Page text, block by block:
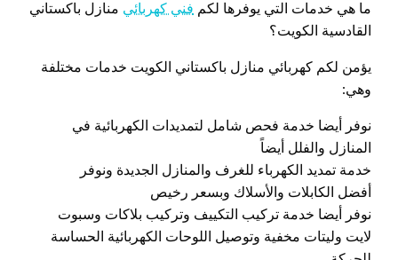
ما هي خدمات التي يوفرها لكم فني كهربائي منازل باكستاني
القادسية الكويت؟
يؤمن لكم كهربائي منازل باكستاني الكويت خدمات مختلفة
وهي:
نوفر أيضا خدمة فحص شامل لتمديدات الكهربائية في
المنازل والفلل أيضاً
خدمة تمديد الكهرباء للغرف والمنازل الجديدة ونوفر
أفضل الكابلات والأسلاك وبسعر رخيص
نوفر أيضا خدمة تركيب التكييف وتركيب بلاكات وسبوت
لايت وليتات مخفية وتوصيل اللوحات الكهربائية الحساسة